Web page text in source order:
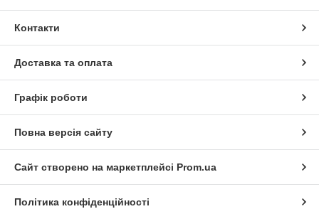
Контакти
Доставка та оплата
Графік роботи
Повна версія сайту
Сайт створено на маркетплейсі Prom.ua
Політика конфіденційності